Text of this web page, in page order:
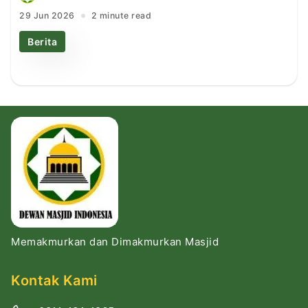
29 Jun 2026 2 minute read
Berita
Memakmurkan dan Dimakmurkan Masjid
Kontak Kami